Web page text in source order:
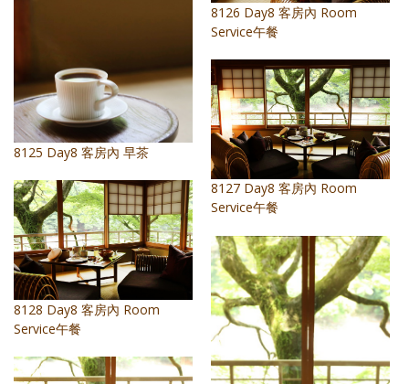
8125 Day8 客房內 早茶
8126 Day8 客房內 Room
Service午餐
8127 Day8 客房內 Room
Service午餐
8128 Day8 客房內 Room
Service午餐